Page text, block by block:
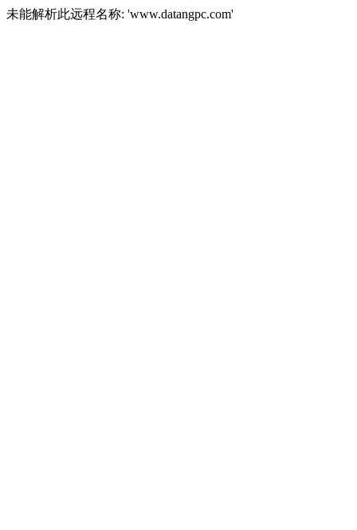
未能解析此远程名称: 'www.datangpc.com'